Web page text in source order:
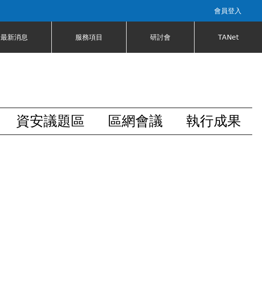
會員登入
最新消息 服務項目 研討會 TANet
資安議題區 區網會議 執行成果